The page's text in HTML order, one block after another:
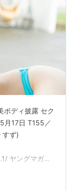
ボディ披露 セク
月17日 T155／
すず)
ヤングマガジ
孝,三田紀房,永